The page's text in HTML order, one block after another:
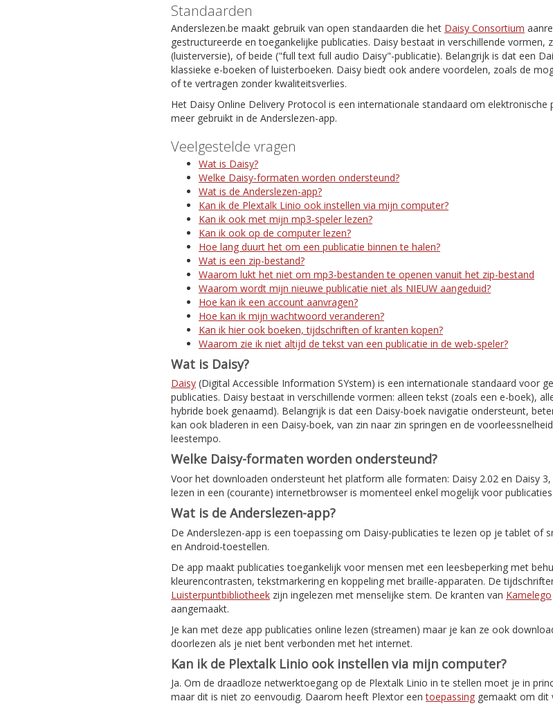
Standaarden
Anderslezen.be maakt gebruik van open standaarden die het Daisy Consortium
gestructureerde en toegankelijke publicaties. Daisy bestaat in verschillende vormen,
(luisterversie), of beide ("full text full audio Daisy"-publicatie). Belangrijk is dat een
klassieke e-boeken of luisterboeken. Daisy biedt ook andere voordelen, zoals de
of te vertragen zonder kwaliteitsverlies.
Het Daisy Online Delivery Protocol is een internationale standaard om
meer gebruikt in de Anderslezen-app.
Veelgestelde vragen
Wat is Daisy?
Welke Daisy-formaten worden ondersteund?
Wat is de Anderslezen-app?
Kan ik de Plextalk Linio ook instellen via mijn computer?
Kan ik ook met mijn mp3-speler lezen?
Kan ik ook op de computer lezen?
Hoe lang duurt het om een publicatie binnen te halen?
Wat is een zip-bestand?
Waarom lukt het niet om mp3-bestanden te openen vanuit het zip-bestand
Waarom wordt mijn nieuwe publicatie niet als NIEUW aangeduid?
Hoe kan ik een account aanvragen?
Hoe kan ik mijn wachtwoord veranderen?
Kan ik hier ook boeken, tijdschriften of kranten kopen?
Waarom zie ik niet altijd de tekst van een publicatie in de web-speler?
Wat is Daisy?
Daisy (Digital Accessible Information SYstem) is een internationale standaard voor
publicaties. Daisy bestaat in verschillende vormen: alleen tekst (zoals een e-boek),
hybride boek genaamd). Belangrijk is dat een Daisy-boek navigatie ondersteunt,
kan ook bladeren in een Daisy-boek, van zin naar zin springen en de
leestempo.
Welke Daisy-formaten worden ondersteund?
Voor het downloaden ondersteunt het platform alle formaten: Daisy 2.02 en Daisy
lezen in een (courante) internetbrowser is momenteel enkel mogelijk voor
Wat is de Anderslezen-app?
De Anderslezen-app is een toepassing om Daisy-publicaties te lezen op je tablet of
en Android-toestellen.
De app maakt publicaties toegankelijk voor mensen met een leesbeperking met
kleurencontrasten, tekstmarkering en koppeling met braille-apparaten. De
Luisterpuntbibliotheek zijn ingelezen met menselijke stem. De kranten van Kamelego
aangemaakt.
Je kan met deze app publicaties online lezen (streamen) maar je kan ze ook
doorlezen als je niet bent verbonden met het internet.
Kan ik de Plextalk Linio ook instellen via mijn computer?
Ja. Om de draadloze netwerktoegang op de Plextalk Linio in te stellen moet je in
maar dit is niet zo eenvoudig. Daarom heeft Plextor eentoepassing gemaakt om dit